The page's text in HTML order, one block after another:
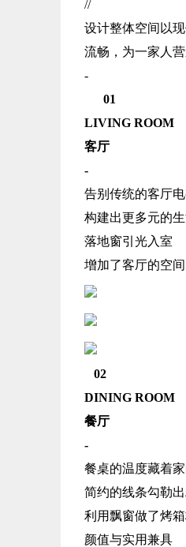
//
设计整体空间以
流畅，为一家人
-
01
LIVING ROOM
客厅
-
告别传统的客厅
构建出更多元的
落地窗引光入室
增加了客厅的空
02
DINING ROOM
餐厅
-
餐桌的温度藏着
简约的线条勾勒
利用飘窗做了烤
颜值与实用兼具